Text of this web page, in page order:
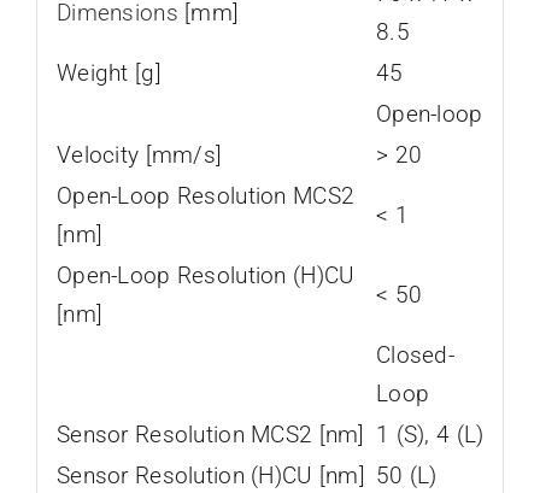
Dimensions [mm]
8.5
Weight [g]
45
Open-loop
Velocity [mm/s]
> 20
Open-Loop Resolution MCS2
[nm]
< 1
Open-Loop Resolution (H)CU
[nm]
< 50
Closed-
Loop
Sensor Resolution MCS2 [nm]
1 (S), 4 (L)
Sensor Resolution (H)CU [nm] 50 (L)